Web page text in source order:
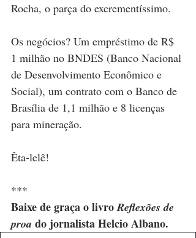
Rocha, o parça do excrementíssimo.
Os negócios? Um empréstimo de R$
1 milhão no BNDES (Banco Nacional
de Desenvolvimento Econômico e
Social), um contrato com o Banco de
Brasília de 1,1 milhão e 8 licenças
para mineração.
Êta-lelê!
***
Baixe de graça o livro Reflexões de
proa do jornalista Helcio Albano.